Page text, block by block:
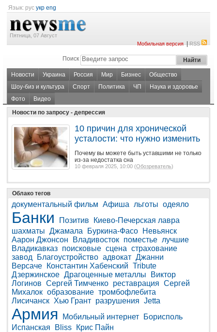
Язык: рус укр eng
Пятница, 07 Август
Мобильная версия|RSS
Поиск
Новости Украина Россия Мир Бизнес
Общество
Шоу-биз и культура
Спорт Политика ЧП
Наука и здоровье
Фото
Видео
Новости по запросу - депрессия
10 причин для хронической
усталости: что нужно изменить
Почему вы можете быть уставшими не только
из-за недостатка сна
10 февраля 2025, 10:00 (Обозреватель)
Облако тегов
документальный фильм Афиша льготы одеяло
Банки Позитив
Киево-Печерская лавра
шахматы Джамала Буркина-Фасо
Невьянск
Аарон Джонсон
Владивосток поместье лучшие
Владикавказ поисковые сцена страхование
завод
Благоустройство адвокат Джанни
Версаче
Константин Хабенский Tribute
Дзержинское Драгоценные металлы
Виктор
Логинов Сергей Тимченко реставрация Сергей
Михалок образование тромбофлебита
Лисичанск Хью Грант разрушения Jetta
Армия Мобильный интернет
Борисполь
Испанская
Bliss Крис Пайн